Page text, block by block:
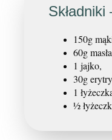
150g
60g
1 jajko,
30g
1
½